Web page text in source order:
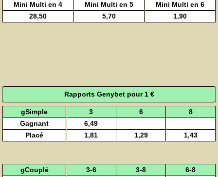
Mini Multi en 4
Mini Multi en 5
Mini Multi en 6
28,50
5,70 1,90
Rapports Genybet pour 1 €
gSimple 3 6
8
Gagnant
6,49
Placé
1,81 1,29 1,43
gCouplé 3-6 3-8
6-8